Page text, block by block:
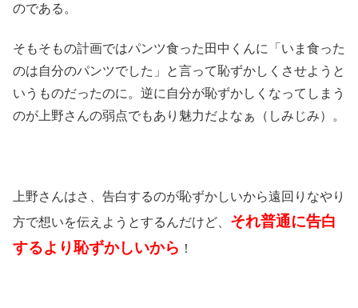
のである。
そもそもの計画ではパンツ食った田中くんに「いま食った
のは自分のパンツでした」と言って恥ずかしくさせようと
いうものだったのに。逆に自分が恥ずかしくなってしまう
のが上野さんの弱点でもあり魅力だよなぁ（しみじみ）。
上野さんはさ、告白するのが恥ずかしいから遠回りなやり
方で想いを伝えようとするんだけど、 それ普通に告白
するより恥ずかしいから ！